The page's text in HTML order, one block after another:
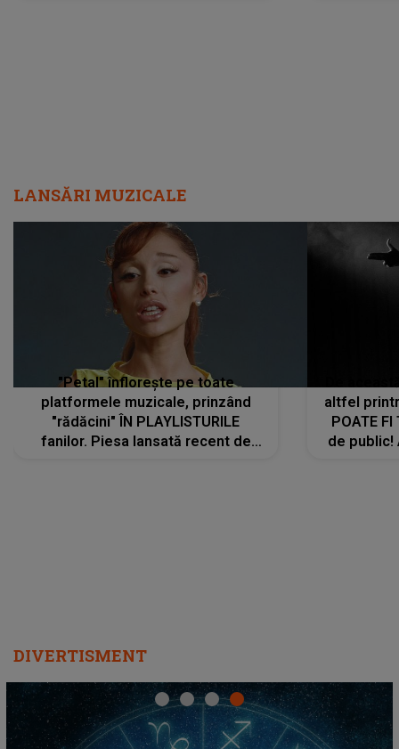
LANSĂRI MUZICALE
"Petal" înflorește pe toate
platformele muzicale, prinzând
"rădăcini" ÎN PLAYLISTURILE
fanilor. Piesa lansată recent de
altfel
POATE FI
de public!
DIVERTISMENT